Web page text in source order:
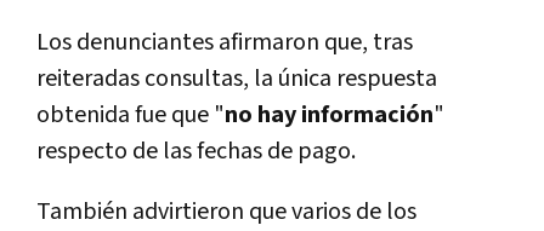
Los denunciantes afirmaron que, tras
reiteradas consultas, la única respuesta
obtenida fue que "no hay información"
respecto de las fechas de pago.
También advirtieron que varios de los